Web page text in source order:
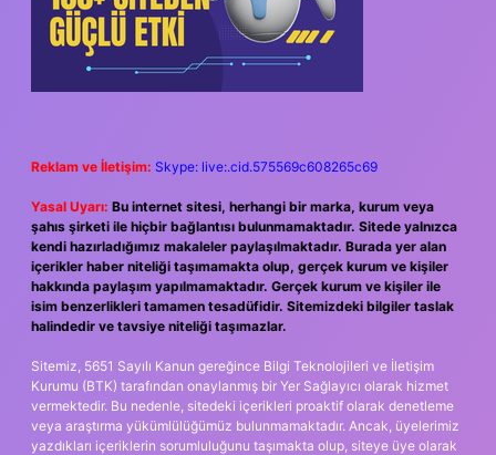
Reklam ve İletişim: Skype: live:.cid.575569c608265c69
Yasal Uyarı: Bu internet sitesi, herhangi bir marka, kurum veya
şahıs şirketi ile hiçbir bağlantısı bulunmamaktadır. Sitede yalnızca
kendi hazırladığımız makaleler paylaşılmaktadır. Burada yer alan
içerikler haber niteliği taşımamakta olup, gerçek kurum ve kişiler
hakkında paylaşım yapılmamaktadır. Gerçek kurum ve kişiler ile
isim benzerlikleri tamamen tesadüfidir. Sitemizdeki bilgiler taslak
halindedir ve tavsiye niteliği taşımazlar.
Sitemiz, 5651 Sayılı Kanun gereğince Bilgi Teknolojileri ve İletişim
Kurumu (BTK) tarafından onaylanmış bir Yer Sağlayıcı olarak hizmet
vermektedir. Bu nedenle, sitedeki içerikleri proaktif olarak denetleme
veya araştırma yükümlülüğümüz bulunmamaktadır. Ancak, üyelerimiz
yazdıkları içeriklerin sorumluluğunu taşımakta olup, siteye üye olarak